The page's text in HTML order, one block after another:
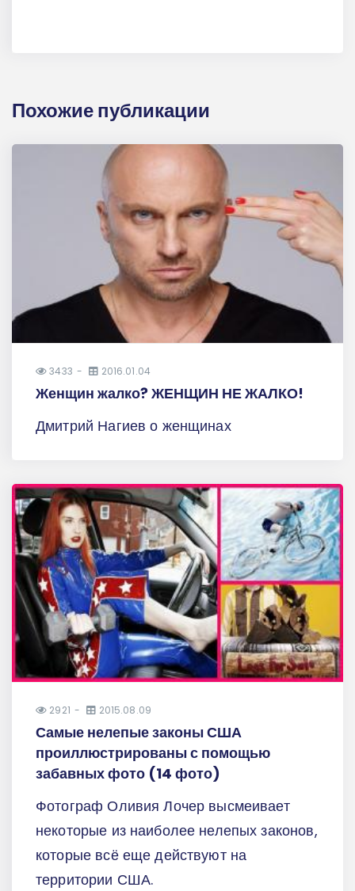
Похожие публикации
3433 2016.01.04
Женщин жалко? ЖЕНЩИН НЕ ЖАЛКО!
Дмитрий Нагиев о женщинах
2921 2015.08.09
Самые нелепые законы США
проиллюстрированы с помощью
забавных фото (14 фото)
Фотограф Оливия Лочер высмеивает
некоторые из наиболее нелепых законов,
которые всё еще действуют на
территории США.